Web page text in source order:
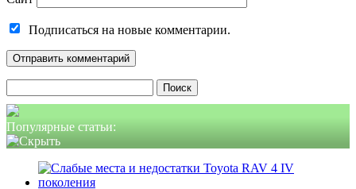
Подписаться на новые комментарии.
Популярные статьи: